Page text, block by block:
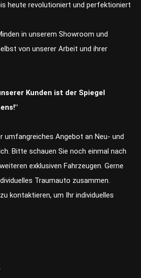
heute revolutioniert und perfektioniert
in unserem Showroom und
von unserer Arbeit und ihrer
Kunden ist der Spiegel
umfangreiches Angebot an Neu- und
Bitte schauen Sie noch einmal nach
exklusiven Fahrzeugen. Gerne
Traumauto zusammen.
kontaktieren, um Ihr individuelles